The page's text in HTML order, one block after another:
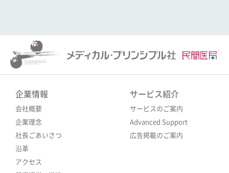
企業情報
会社概要
企業理念
社長ごあいさつ
沿革
アクセス
サービス紹介
サービスのご案内
Advanced Support
広告掲載のご案内